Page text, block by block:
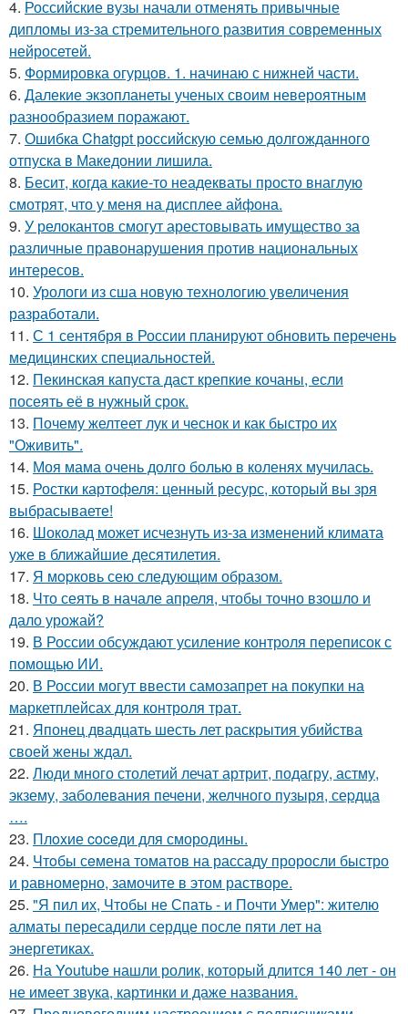
4. Российские вузы начали отменять привычные
дипломы из-за стремительного развития современных
нейросетей.
5. Формировка огурцов. 1. начинаю с нижней части.
6. Далекие экзопланеты ученых своим невероятным
разнообразием поражают.
7. Ошибка Chatgpt российскую семью долгожданного
отпуска в Македонии лишила.
8. Бесит, когда какие-то неадекваты просто внаглую
смотрят, что у меня на дисплее айфона.
9. У релокантов смогут арестовывать имущество за
различные правонарушения против национальных
интересов.
10. Урологи из сша новую технологию увеличения
разработали.
11. С 1 сентября в России планируют обновить перечень
медицинских специальностей.
12. Пекинская капуста даст крепкие кочаны, если
посеять её в нужный срок.
13. Почему желтеет лук и чеснок и как быстро их
"Оживить".
14. Моя мама очень долго болью в коленях мучилась.
15. Ростки картофеля: ценный ресурс, который вы зря
выбрасываете!
16. Шоколад может исчезнуть из-за изменений климата
уже в ближайшие десятилетия.
17. Я мopковь сею следующим образом.
18. Что сеять в начале апреля, чтобы точно взошло и
дало урожай?
19. В России обсуждают усиление контроля переписок с
помощью ИИ.
20. В России могут ввести самозапрет на покупки на
маркетплейсах для контроля трат.
21. Японец двадцать шесть лет раскрытия убийства
своей жены ждал.
22. Люди много столетий лечат артрит, подагру, астму,
экзему, заболевания печени, желчного пузыря, сеpдца
….
23. Плoxие coceди для смородины.
24. Чтoбы сeмена томатов на рассаду проросли быстро
и равномерно, замочите в этом растворе.
25. "Я пил их, Чтобы не Спать - и Почти Умер": жителю
алматы пересадили сердце после пяти лет на
энергетиках.
26. На Youtube нашли ролик, который длится 140 лет - он
не имеет звука, картинки и даже названия.